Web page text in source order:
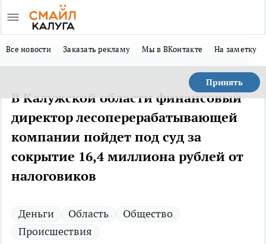
Все новости Заказать рекламу Мы в ВКонтакте На заметку
Принять
В Калужской области финансовый
директор лесоперерабатывающей
компании пойдет под суд за
сокрытие 16,4 миллиона рублей от
налоговиков
Деньги Область
Общество
Происшествия